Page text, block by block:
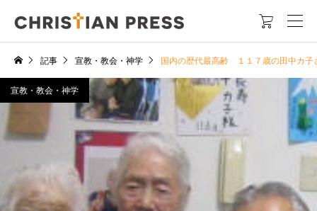

記事 宣教・教会・神学 国内の歴代最高齢 １１７歳の田中カ
宣教・教会・神学